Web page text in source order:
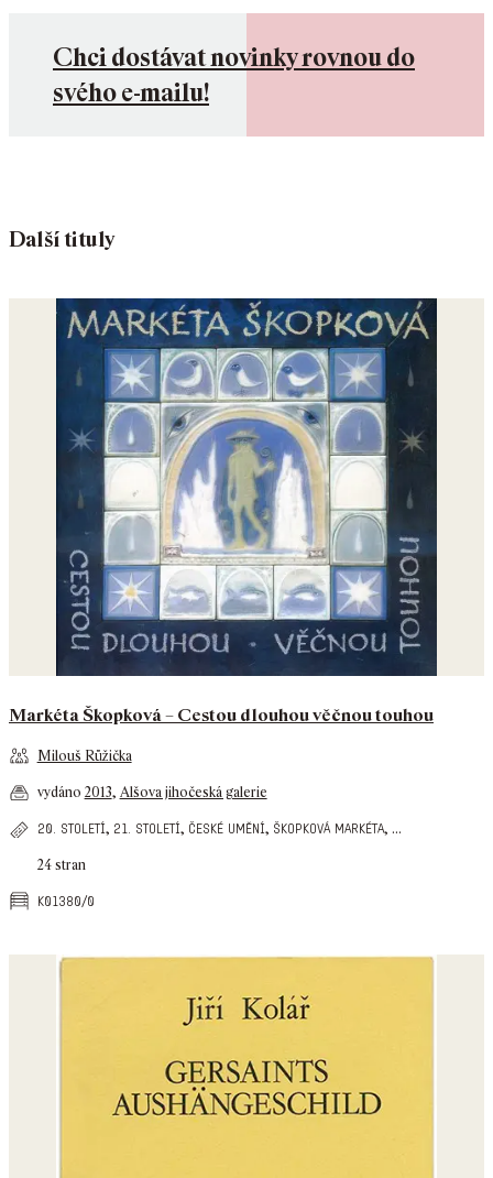
Chci dostávat novinky rovnou do
svého e-mailu!
Další tituly
Markéta Škopková – Cestou dlouhou věčnou touhou
Milouš Růžička
vydáno 2013, Alšova jihočeská galerie
20. století, 21. století, české umění, škopková markéta, ...
24 stran
k01380/0